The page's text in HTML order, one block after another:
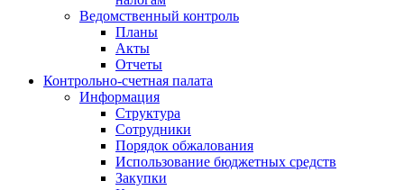
Ведомственный контроль
Планы
Акты
Отчеты
Контрольно-счетная палата
Информация
Структура
Сотрудники
Порядок обжалования
Использование бюджетных средств
Закупки